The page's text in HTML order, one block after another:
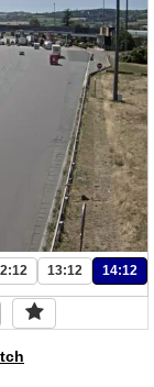
13:12 14:12